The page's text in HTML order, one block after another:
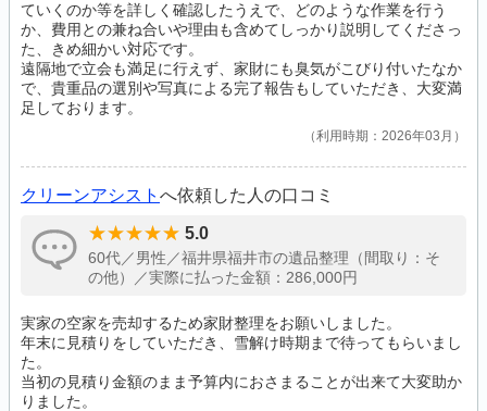
ていくのか等を詳しく確認したうえで、どのような作業を行う
か、費用との兼ね合いや理由も含めてしっかり説明してくださっ
た、きめ細かい対応です。
遠隔地で立会も満足に行えず、家財にも臭気がこびり付いたなか
で、貴重品の選別や写真による完了報告もしていただき、大変満
足しております。
利用時期：2026年03月
クリーンアシスト へ依頼した人の口コミ
5.0
60代／男性／福井県福井市の遺品整理（間取り：そ
の他）／実際に払った金額：286,000円
実家の空家を売却するため家財整理をお願いしました。
年末に見積りをしていただき、雪解け時期まで待ってもらいまし
た。
当初の見積り金額のまま予算内におさまることが出来て大変助か
りました。